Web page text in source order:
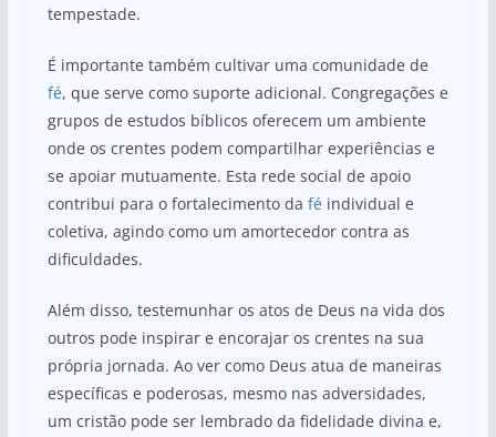
tempestade.
É importante também cultivar uma comunidade de
fé, que serve como suporte adicional. Congregações e
grupos de estudos bíblicos oferecem um ambiente
onde os crentes podem compartilhar experiências e
se apoiar mutuamente. Esta rede social de apoio
contribui para o fortalecimento da féindividual e
coletiva, agindo como um amortecedor contra as
dificuldades.
Além disso, testemunhar os atos de Deus na vida dos
outros pode inspirar e encorajar os crentes na sua
própria jornada. Ao ver como Deus atua de maneiras
específicas e poderosas, mesmo nas adversidades,
um cristão pode ser lembrado da fidelidade divina e,